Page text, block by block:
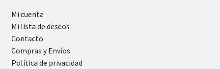
Mi cuenta
Mi lista de deseos
Contacto
Compras y Envíos
Política de privacidad